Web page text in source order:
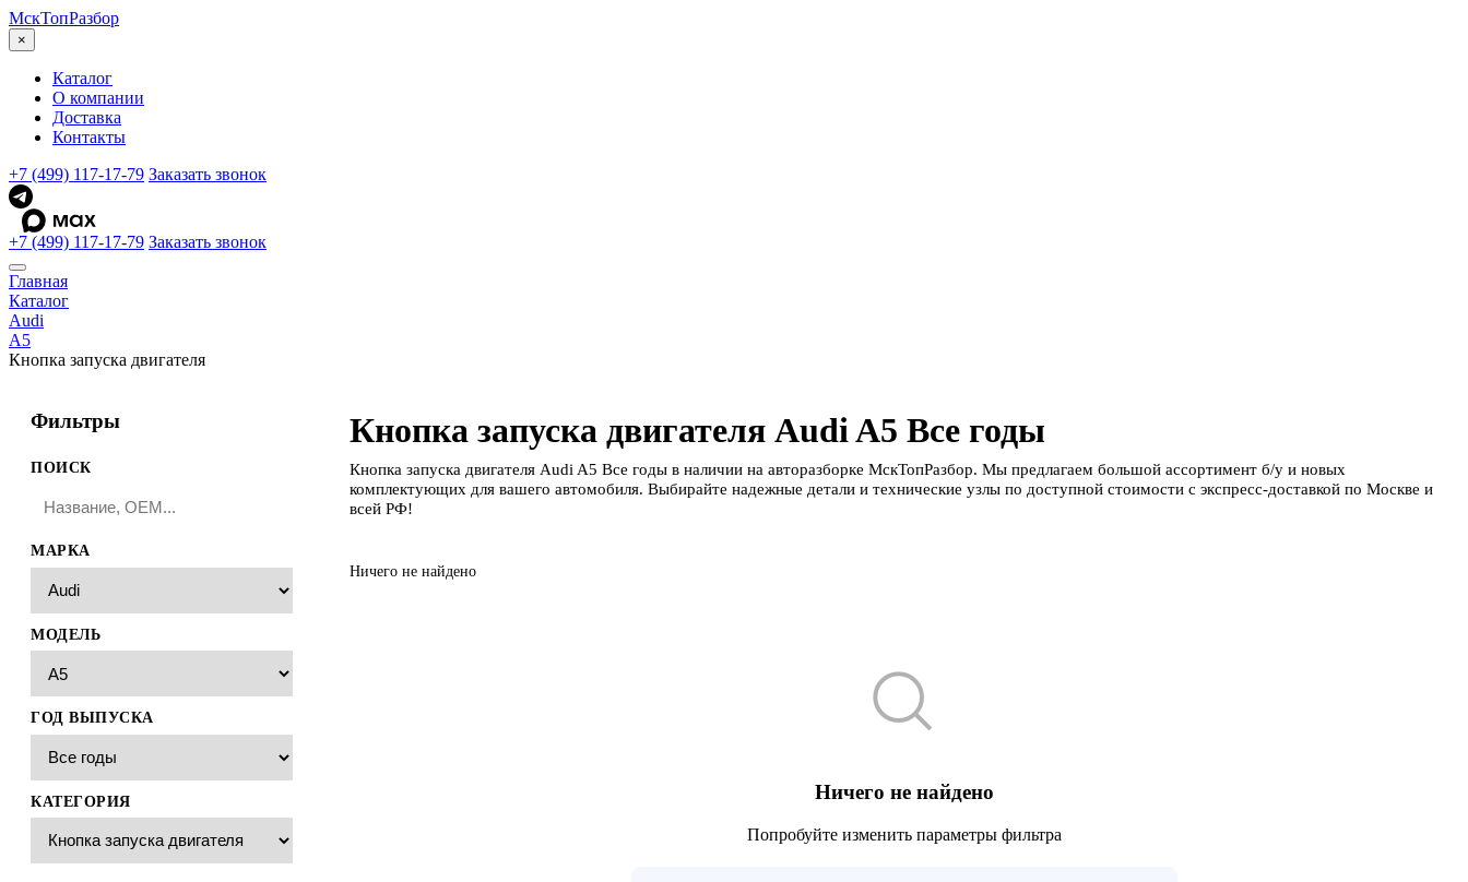
МскТопРазбор
×
Каталог
О компании
Доставка
Контакты
+7 (499) 117-17-79 Заказать звонок
+7 (499) 117-17-79 Заказать звонок
Главная
Каталог
Audi
A5
Кнопка запуска двигателя
Фильтры
ПОИСК
МАРКА
МОДЕЛЬ
ГОД ВЫПУСКА
КАТЕГОРИЯ
Кнопка запуска двигателя Audi A5 Все годы
Кнопка запуска двигателя Audi A5 Все годы в наличии на авторазборке МскТопРазбор. Мы предлагаем большой ассортимент б/у и новых
комплектующих для вашего автомобиля. Выбирайте надежные детали и технические узлы по доступной стоимости с экспресс-доставкой по Москве и
всей РФ!
Ничего не найдено
Ничего не найдено
Попробуйте изменить параметры фильтра